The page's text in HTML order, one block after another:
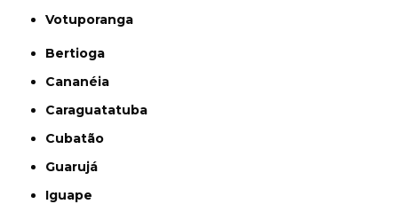
Votuporanga
Bertioga
Cananéia
Caraguatatuba
Cubatão
Guarujá
Iguape